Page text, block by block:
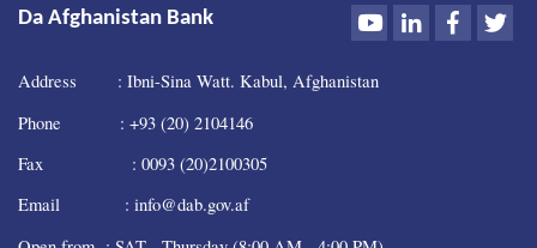
Da Afghanistan Bank YoutubeLinkedIn
Address : Ibni-Sina Watt. Kabul, Afghanistan
Phone : +93 (20) 2104146
Fax : 0093 (20)2100305
Email : info@dab.gov.af